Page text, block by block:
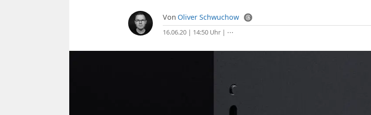
Von Oliver Schwuchow
16.06.20 | 14:50 Uhr| ⋯